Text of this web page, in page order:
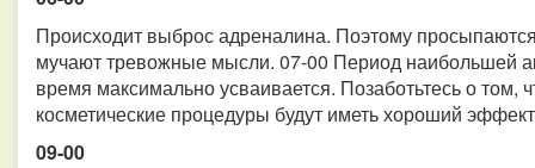
Происходит выброс адреналина. Поэтому
мучают тревожные мысли. 07-00 Период наибольшей
время максимально усваивается. Позаботьтесь о
косметические процедуры будут иметь хороший
09-00